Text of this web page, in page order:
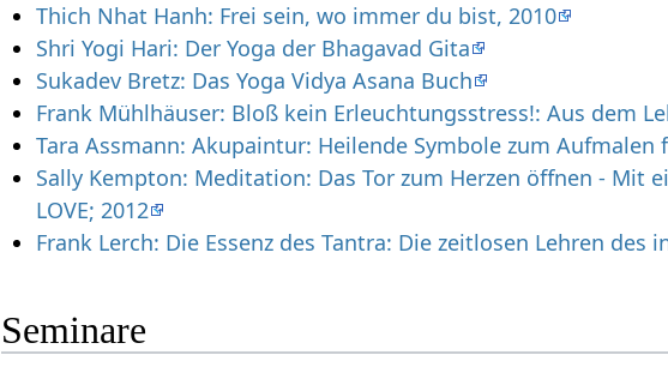
Thich Nhat Hanh: Frei sein, wo immer du bist, 2010
Shri Yogi Hari: Der Yoga der Bhagavad Gita
Sukadev Bretz: Das Yoga Vidya Asana Buch
Frank Mühlhäuser: Bloß kein Erleuchtungsstress!: Aus dem
Tara Assmann: Akupaintur: Heilende Symbole zum
Sally Kempton: Meditation: Das Tor zum Herzen öffnen - Mit
LOVE; 2012
Frank Lerch: Die Essenz des Tantra: Die zeitlosen Lehren des
Seminare